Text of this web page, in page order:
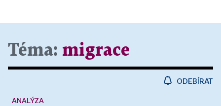
Téma: migrace
ODEBÍRAT
ANALÝZA